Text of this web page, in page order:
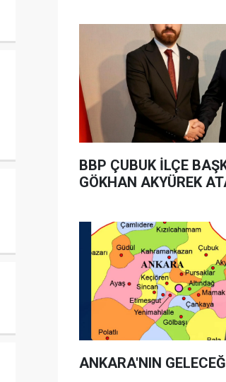
BBP ÇUBUK İLÇE
GÖKHAN AKYÜREK
ANKARA'NIN